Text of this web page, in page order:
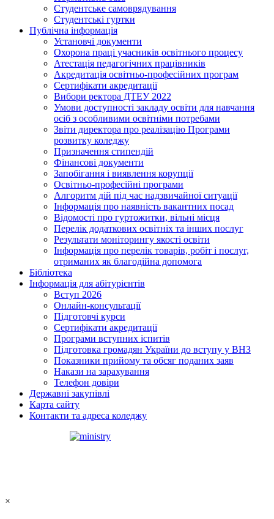
Студентське самоврядування
Студентські гуртки
Публічна інформація
Установчі документи
Охорона праці учасників освітнього процесу
Атестація педагогічних працівників
Акредитація освітньо-професійних програм
Сертифікати акредитації
Вибори ректора ДТЕУ 2022
Умови доступності закладу освіти для навчання
осіб з особливими освітніми потребами
Звіти директора про реалізацію Програми
розвитку коледжу
Призначення стипендій
Фінансові документи
Запобігання і виявлення корупції
Освітньо-професійні програми
Алгоритм дій під час надзвичайної ситуації
Інформація про наявність вакантних посад
Відомості про гуртожитки, вільні місця
Перелік додаткових освітніх та інших послуг
Результати моніторингу якості освіти
Інформація про перелік товарів, робіт і послуг,
отриманих як благодійна допомога
Бібліотека
Інформація для абітурієнтів
Вступ 2026
Онлайн-консультації
Підготовчі курси
Сертифікати акредитації
Програми вступних іспитів
Підготовка громадян України до вступу у ВНЗ
Показники прийому та обсяг поданих заяв
Накази на зарахування
Телефон довіри
Державні закупівлі
Карта сайту
Контакти та адреса коледжу
×